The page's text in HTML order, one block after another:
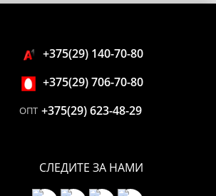
+375(29) 140-70-80
+375(29) 706-70-80
ОПТ +375(29) 623-48-29
СЛЕДИТЕ ЗА НАМИ